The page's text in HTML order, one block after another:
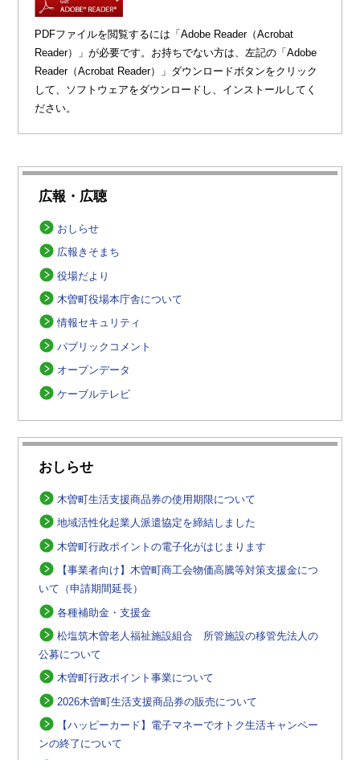
広報・広聴
おしらせ
広報きそまち
役場だより
木曽町役場本庁舎について
情報セキュリティ
パブリックコメント
オープンデータ
ケーブルテレビ
おしらせ
木曽町生活支援商品券の使用期限について
地域活性化起業人派遣協定を締結しました
木曽町行政ポイントの電子化がはじまります
【事業者向け】木曽町商工会物価高騰等対策支援金につ
いて（申請期間延長）
各種補助金・支援金
松塩筑木曽老人福祉施設組合 所管施設の移管先法人の
公募について
木曽町行政ポイント事業について
2026木曽町生活支援商品券の販売について
【ハッピーカード】電子マネーでオトク生活キャンペー
ンの終了について
PDFファイルを閲覧するには「Adobe Reader（Acrobat
Reader）」が必要です。お持ちでない方は、左記の「Adobe
Reader（Acrobat Reader）」ダウンロードボタンをクリック
して、ソフトウェアをダウンロードし、インストールしてく
ださい。